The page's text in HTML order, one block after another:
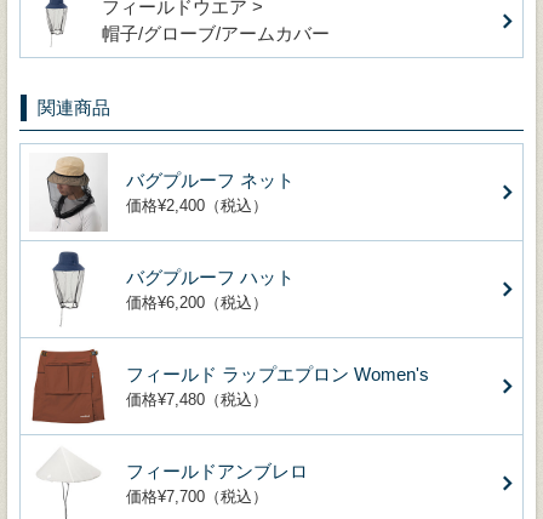
フィールドウエア >
帽子/グローブ/アームカバー
関連商品
バグプルーフ ネット
価格¥2,400（税込）
バグプルーフ ハット
価格¥6,200（税込）
フィールド ラップエプロン Women's
価格¥7,480（税込）
フィールドアンブレロ
価格¥7,700（税込）